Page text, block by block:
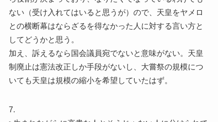
ない（受け入れてはいると思うが）ので、天皇をヤメロ
との横断幕はならざるを得なかった人に対する言い方と
してどうかと思う。
加え、訴えるなら国会議員宛でないと意味がない。天皇
制廃止は憲法改正しか手段がないし、大嘗祭の規模につ
いても天皇は規模の縮小を希望していたはず。
7.